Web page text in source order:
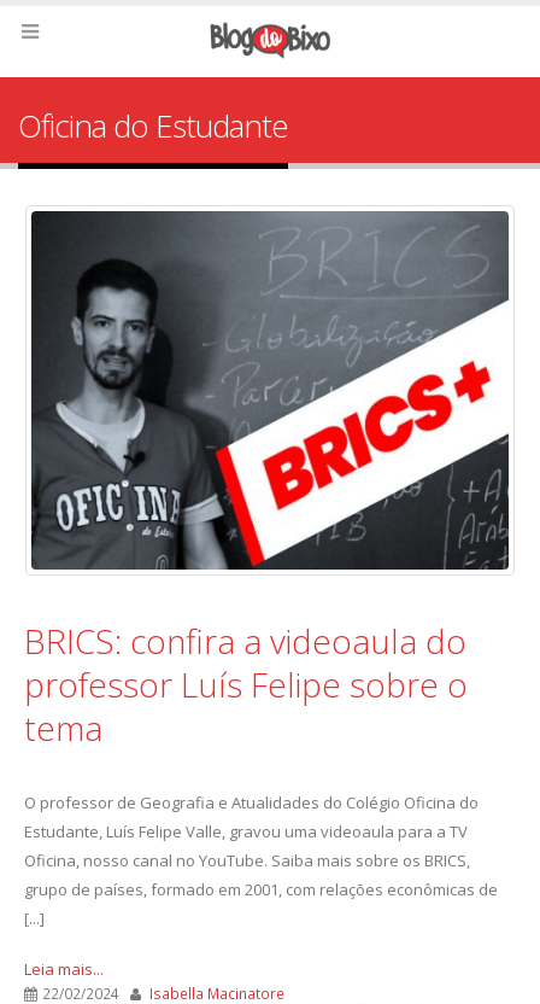
Oficina do Estudante
BRICS: confira a videoaula do
professor Luís Felipe sobre o
tema
O professor de Geografia e Atualidades do Colégio Oficina do
Estudante, Luís Felipe Valle, gravou uma videoaula para a TV
Oficina, nosso canal no YouTube. Saiba mais sobre os BRICS,
grupo de países, formado em 2001, com relações econômicas de
[...]
Leia mais...
22/02/2024
Isabella Macinatore